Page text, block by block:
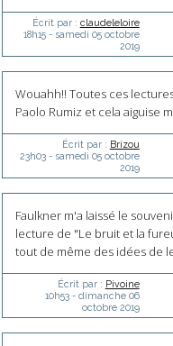
Écrit par : claudeleloire
18h15- samedi 05 octobre
2019
Wouahh!! Toutes ces
Paolo Rumiz et cela aiguise
Écrit par : Brizou
23h03- samedi 05 octobre
2019
Faulkner m'a laissé le
lecture de "Le bruit et la
tout de même des idées de
Écrit par : Pivoine
10h53- dimanche 06
octobre 2019